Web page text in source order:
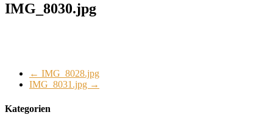
IMG_8030.jpg
← IMG_8028.jpg
IMG_8031.jpg →
Kategorien